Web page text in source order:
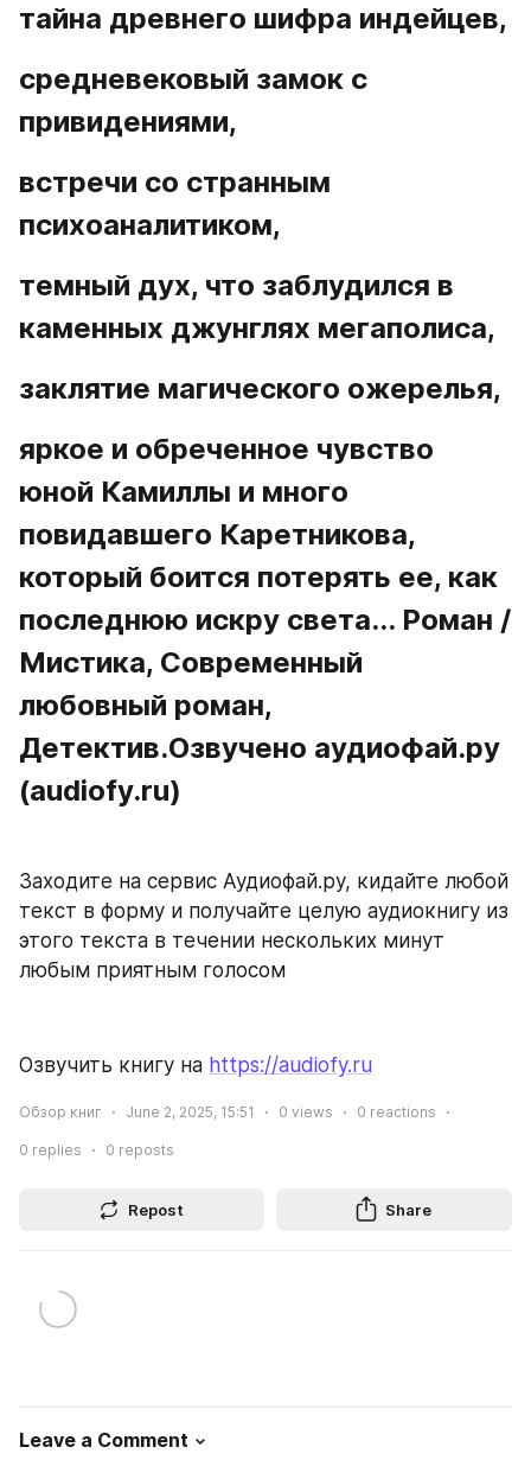
тайна древнего шифра индейцев,
средневековый замок с
привидениями,
встречи со странным
психоаналитиком,
темный дух, что заблудился в
каменных джунглях мегаполиса,
заклятие магического ожерелья,
яркое и обреченное чувство
юной Камиллы и много
повидавшего Каретникова,
который боится потерять ее, как
последнюю искру света... Роман /
Мистика, Современный
любовный роман,
Детектив.Озвучено аудиофай.ру
(audiofy.ru)
Заходите на сервис Аудиофай.ру, кидайте любой
текст в форму и получайте целую аудиокнигу из
этого текста в течении нескольких минут
любым приятным голосом
Озвучить книгу на https://audiofy.ru
Обзор книг June 2, 2025, 15:51 0 views 0 reactions
0 replies 0 reposts
Repost Share
Leave a Comment